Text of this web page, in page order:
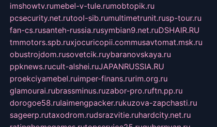
imshowtv.rumebel-v-tule.rumobtopik.ru
pcsecurity.net.rutool-sib.rumultimetrunit.rusp-tour.ru
fan-cs.rusanteh-russia.rusymbian9.net.ruDSHAIR.RU
tmmotors.spb.ruxjocuricopii.commusavtomat.msk.ru
obustrojdom.rusovetcik.ruybaranovskaya.ru
ppknews.rucult-alshei.ruJAPANRUSSIA.RU
proekciyamebel.ruimper-finans.rurim.org.ru
glamourai.rubrassminus.ruzabor-pro.ruftn.pp.ru
dorogoe58.rulaimengpacker.rukuzova-zapchasti.ru
sageerp.rutaxodrom.rudsrazvitie.ruhardcity.net.ru